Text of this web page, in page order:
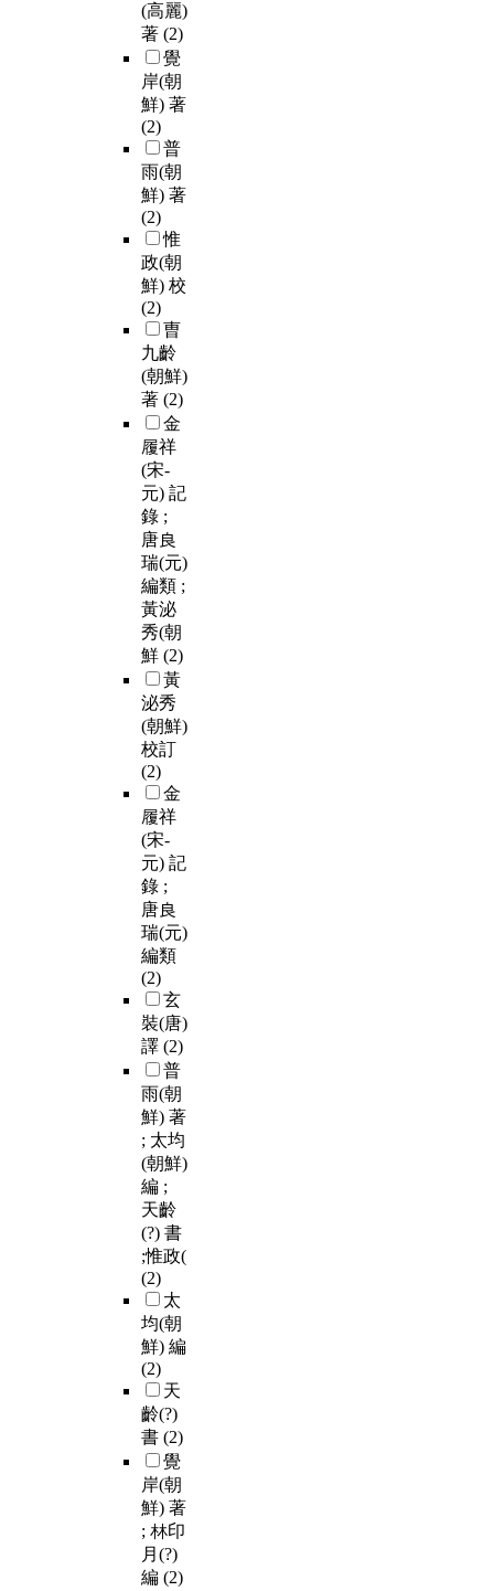
(高麗)
著 (2)
覺
岸(朝
鮮) 著
(2)
普
雨(朝
鮮) 著
(2)
惟
政(朝
鮮) 校
(2)
曺
九齡
(朝鮮)
著 (2)
金
履祥
(宋-
元) 記
錄 ;
唐良
瑞(元)
編類 ;
黃泌
秀(朝
鮮 (2)
黃
泌秀
(朝鮮)
校訂
(2)
金
履祥
(宋-
元) 記
錄 ;
唐良
瑞(元)
編類
(2)
玄
裝(唐)
譯 (2)
普
雨(朝
鮮) 著
; 太均
(朝鮮)
編 ;
天齡
(?) 書
;惟政(
(2)
太
均(朝
鮮) 編
(2)
天
齡(?)
書 (2)
覺
岸(朝
鮮) 著
; 林印
月(?)
編 (2)